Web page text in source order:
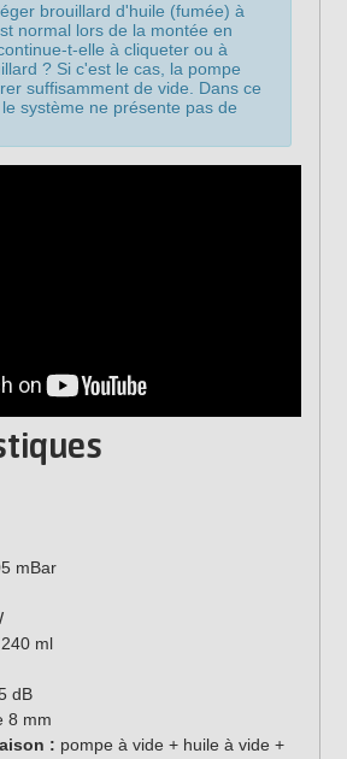
brouillard d'huile (fumée) à
normal lors de la montée en
t-elle à cliqueter ou à
? Si c'est le cas, la pompe
suffisamment de vide. Dans ce
système ne présente pas de
mBar
240 ml
dB
8 mm
: pompe à vide + huile à vide +